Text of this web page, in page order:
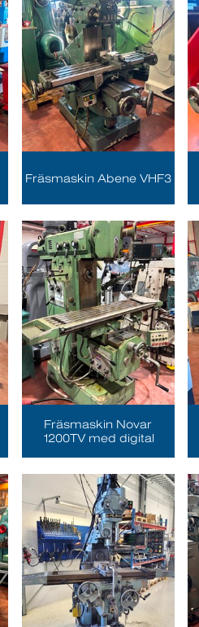
Fräsmaskin Abene VHF3
Fräsmaskin Novar
1200TV med digital